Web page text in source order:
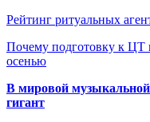
Рейтинг ритуальных
Почему подготовку к ЦТ
осенью
В мировой
гигант